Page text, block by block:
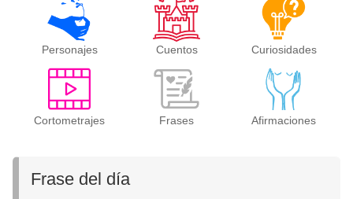
Personajes Cuentos Curiosidades
Cortometrajes Frases Afirmaciones
Frase del día